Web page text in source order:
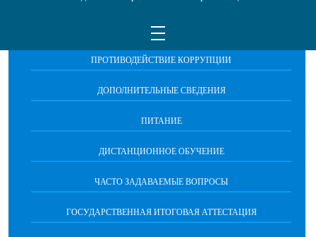
ОБРАЩЕНИЯ ГРАЖДАН
ПРОТИВОДЕЙСТВИЕ КОРРУПЦИИ
ДОПОЛНИТЕЛЬНЫЕ СВЕДЕНИЯ
ПИТАНИЕ
ДИСТАНЦИОННОЕ ОБУЧЕНИЕ
ЧАСТО ЗАДАВАЕМЫЕ ВОПРОСЫ
ГОСУДАРСТВЕННАЯ ИТОГОВАЯ АТТЕСТАЦИЯ